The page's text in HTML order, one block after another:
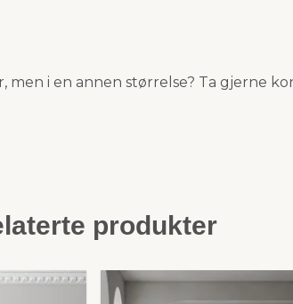
men i en annen størrelse? Ta gjerne
produkter